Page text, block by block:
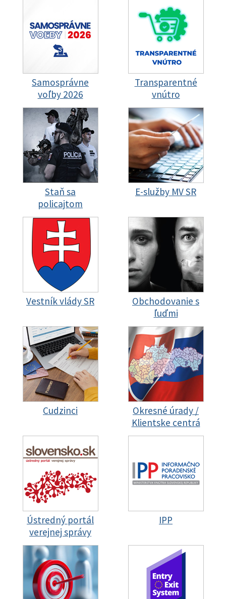
Samosprávne
voľby 2026
Transparentné
vnútro
Staň sa
policajtom
E-služby MV SR
Vestník vlády SR
Obchodovanie s
ľuďmi
Cudzinci
Okresné úrady /
Klientske centrá
Ústredný portál
verejnej správy
IPP